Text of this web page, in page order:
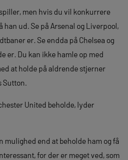
men hvis du vil konkurrere
han ud. Se på Arsenal og Liverpool,
er. Se endda på Chelsea og
er. Du kan ikke hamle op med
at holde på aldrende stjerner
Sutton.
United beholde, lyder
mulighed end at beholde ham og få
for der er meget ved, som